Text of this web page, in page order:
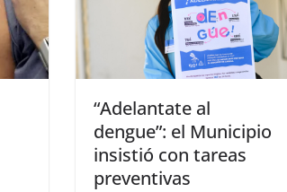
“Adelantate al
dengue”: el Municipio
insistió con tareas
preventivas